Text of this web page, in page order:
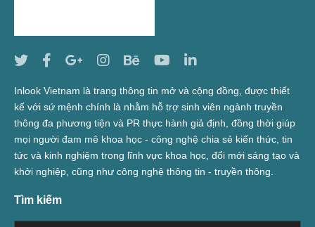
Inlook Vietnam là trang thông tin mở và cộng đồng, được thiết
kế với sứ mệnh chính là nhằm hỗ trợ sinh viên ngành truyền
thông đa phương tiện và PR thực hành giả định, đồng thời giúp
mọi người đam mê khoa học - công nghệ chia sẻ kiến thức, tin
tức và kinh nghiệm trong lĩnh vực khoa học, đổi mới sáng tạo và
khởi nghiệp, cũng như công nghệ thông tin - truyền thông.
Tìm kiếm